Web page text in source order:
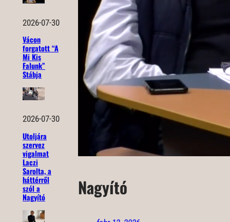
2026-07-30
Vácon
forgatott “A
Mi Kis
Falunk”
Stábja
2026-07-30
Utoljára
szervez
vigalmat
Laczi
Sarolta, a
háttérről
szól a
Nagyító
Nagyító